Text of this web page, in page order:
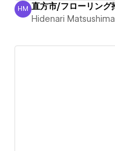
Hidenari Matsushima
HM
Hidenari Matsushima